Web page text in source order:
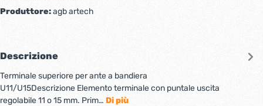
Produttore:agb artech
Descrizione
Terminale superiore per ante a bandiera
U11/U15Descrizione Elemento terminale con puntale uscita
regolabile 11 o 15 mm. Prim… Di più